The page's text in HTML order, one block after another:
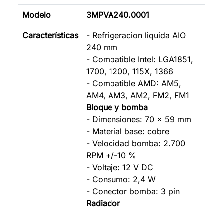
Modelo 3MPVA240.0001
Características
- Refrigeracion liquida AIO
240 mm
- Compatible Intel: LGA1851,
1700, 1200, 115X, 1366
- Compatible AMD: AM5,
AM4, AM3, AM2, FM2, FM1
Bloque y bomba
- Dimensiones: 70 x 59 mm
- Material base: cobre
- Velocidad bomba: 2.700
RPM +/-10 %
- Voltaje: 12 V DC
- Consumo: 2,4 W
- Conector bomba: 3 pin
Radiador